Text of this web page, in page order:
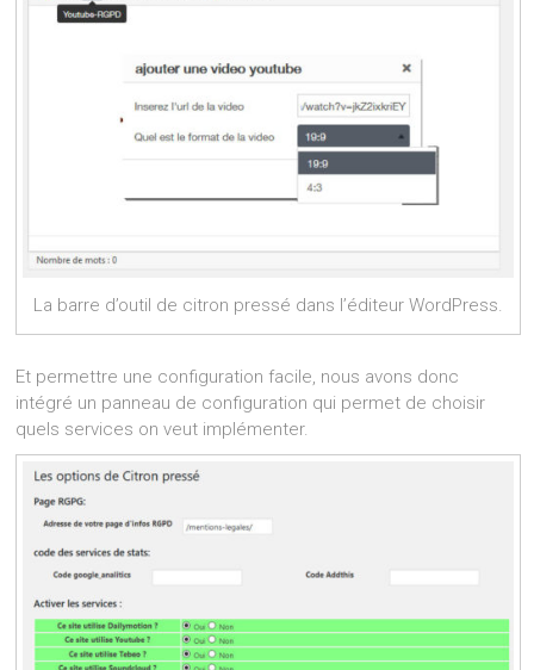
La barre d’outil de citron pressé dans l’éditeur WordPress.
Et permettre une configuration facile, nous avons donc
intégré un panneau de configuration qui permet de choisir
quels services on veut implémenter.